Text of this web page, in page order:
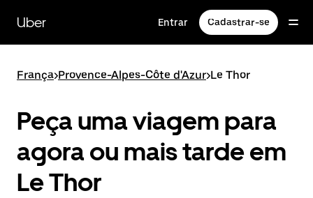
para
conteúdo
Uber Entrar Cadastrar-se
França>Provence-Alpes-Côte d'Azur>Le Thor
Peça uma viagem para
agora ou mais tarde em
Le Thor